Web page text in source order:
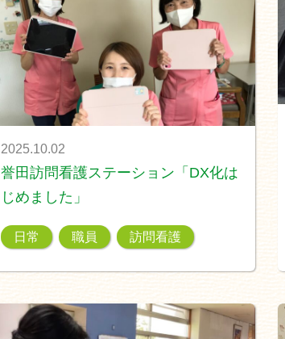
2025.10.02
誉田訪問看護ステーション「DX化は
じめました」
日常 職員 訪問看護